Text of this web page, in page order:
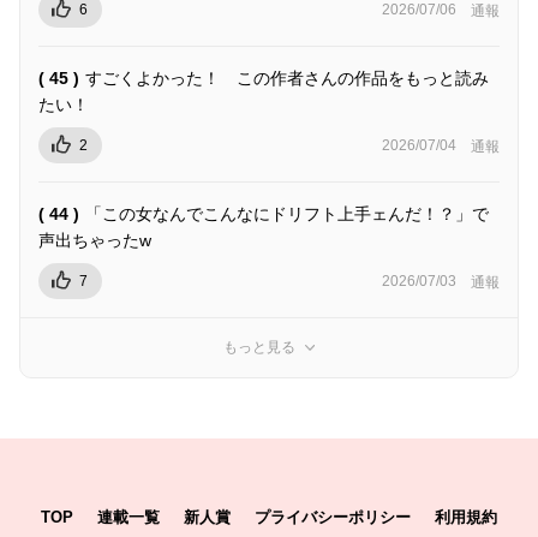
6 2026/07/06 通報
( 45 ) すごくよかった！ この作者さんの作品をもっと読み
たい！
2 2026/07/04 通報
( 44 )
「この女なんでこんなにドリフト上手ェんだ！？」で
声出ちゃったw
7 2026/07/03 通報
もっと見る
TOP 連載一覧 新人賞 プライバシーポリシー 利用規約